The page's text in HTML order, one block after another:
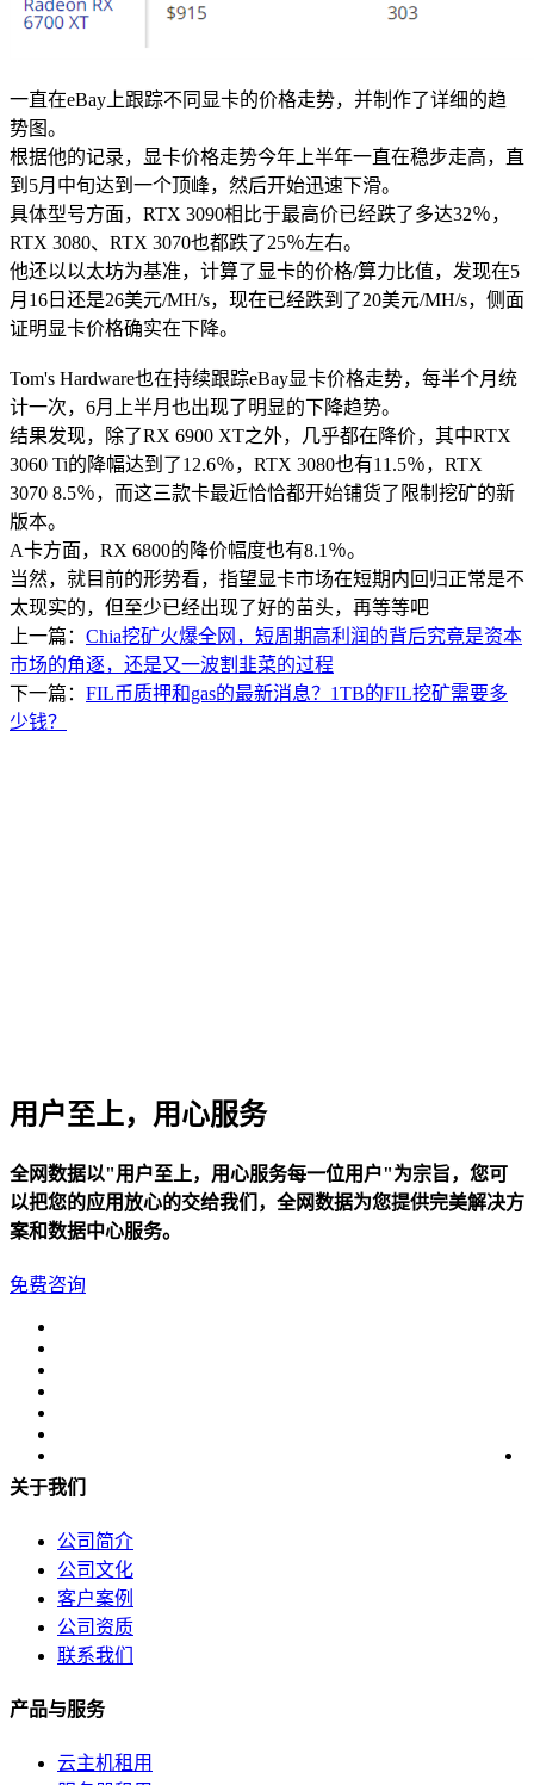
华南电信机房
深圳南山沙河机房
电信五星级标准建设
华南双线机房
深圳龙华清湖机房
FIL/CHIA/BZZ首选机房
深圳南山沙河机房
电信钻石五星级机房
深圳罗湖田心机房
海外机房
香港NTT机房
美国数据中心机房
全美硬防最高的机房
解决方案
电子商务类解决方案
公司简介
联系方式
加入我们
企业文化
一直在eBay上跟踪不同显卡的价格走势，并制作了详细的趋
势图。
根据他的记录，显卡价格走势今年上半年一直在稳步走高，直
到5月中旬达到一个顶峰，然后开始迅速下滑。
具体型号方面，RTX 3090相比于最高价已经跌了多达32％，
RTX 3080、RTX 3070也都跌了25％左右。
他还以以太坊为基准，计算了显卡的价格/算力比值，发现在5
月16日还是26美元/MH/s，现在已经跌到了20美元/MH/s，侧面
证明显卡价格确实在下降。
Tom's Hardware也在持续跟踪eBay显卡价格走势，每半个月统
计一次，6月上半月也出现了明显的下降趋势。
结果发现，除了RX 6900 XT之外，几乎都在降价，其中RTX
3060 Ti的降幅达到了12.6％，RTX 3080也有11.5％，RTX
3070 8.5％，而这三款卡最近恰恰都开始铺货了限制挖矿的新
版本。
A卡方面，RX 6800的降价幅度也有8.1％。
当然，就目前的形势看，指望显卡市场在短期内回归正常是不
太现实的，但至少已经出现了好的苗头，再等等吧
上一篇： Chia挖矿火爆全网，短周期高利润的背后究竟是资本
市场的角逐，还是又一波割韭菜的过程
下一篇： FIL币质押和gas的最新消息？1TB的FIL挖矿需要多
少钱？
用户至上，用心服务
全网数据以"用户至上，用心服务每一位用户"为宗旨，您可
以把您的应用放心的交给我们，全网数据为您提供完美解决方
案和数据中心服务。
免费咨询
关于我们
公司简介
公司文化
客户案例
公司资质
联系我们
产品与服务
云主机租用